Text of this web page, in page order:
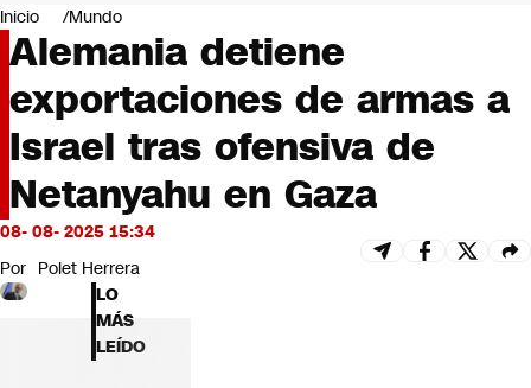
Negocios
Deportes
Programas completos
Cultura
Servicios
Bits
CNN tiempo
Futuro 360
Inicio Mundo
Alemania detiene
exportaciones de armas a
Israel tras ofensiva de
Netanyahu en Gaza
08- 08- 2025 15:34
Por Polet Herrera
LO
MÁS
LEÍDO